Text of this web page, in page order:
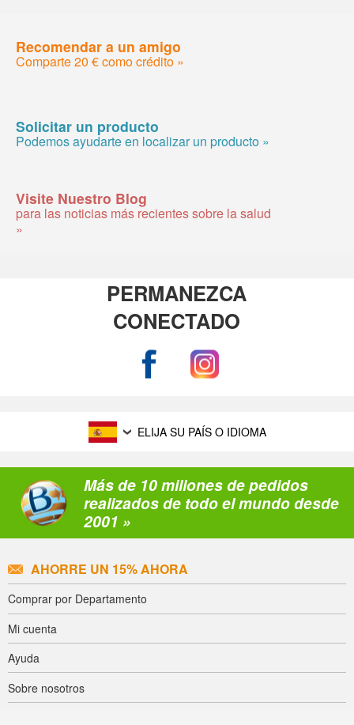
Recomendar a un amigo
Comparte 20 € como crédito »
Solicitar un producto
Podemos ayudarte en localizar un producto »
Visite Nuestro Blog
para las noticias más recientes sobre la salud
»
PERMANEZCA
CONECTADO
ELIJA SU PAÍS O IDIOMA
Más de 10 millones de pedidos
realizados de todo el mundo desde
2001 »
AHORRE UN 15% AHORA
Comprar por Departamento
Mi cuenta
Ayuda
Sobre nosotros